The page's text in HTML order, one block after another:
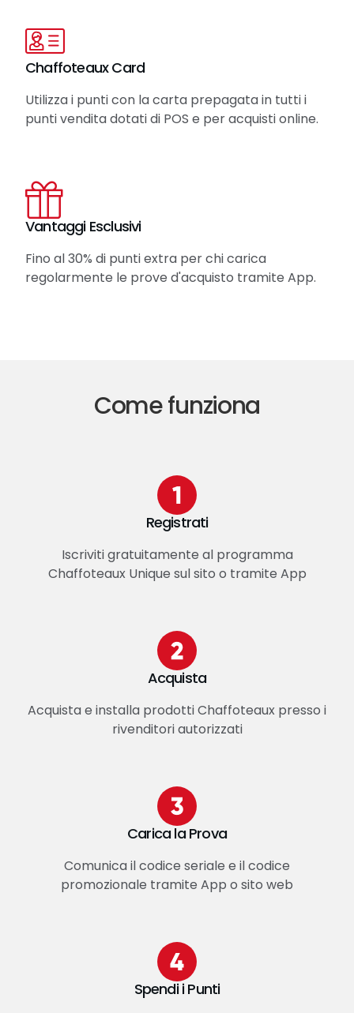
Chaffoteaux Card
Utilizza i punti con la carta prepagata in tutti i
punti vendita dotati di POS e per acquisti online.
Vantaggi Esclusivi
Fino al 30% di punti extra per chi carica
regolarmente le prove d'acquisto tramite App.
Come funziona
Registrati
Iscriviti gratuitamente al programma
Chaffoteaux Unique sul sito o tramite App
Acquista
Acquista e installa prodotti Chaffoteaux presso i
rivenditori autorizzati
Carica la Prova
Comunica il codice seriale e il codice
promozionale tramite App o sito web
Spendi i Punti